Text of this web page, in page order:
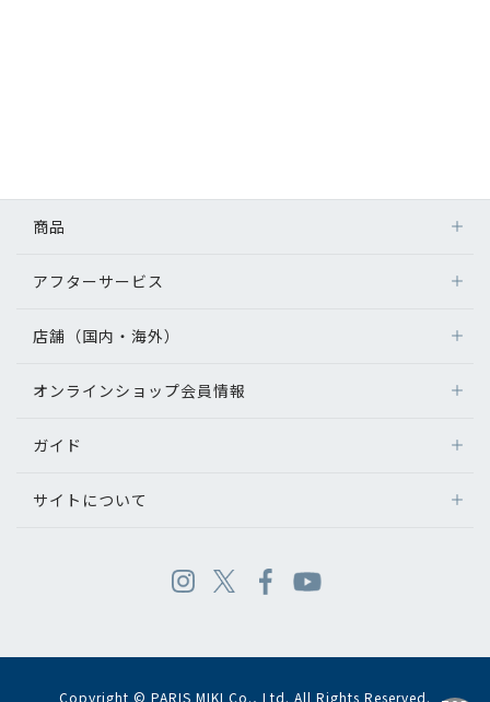
商品
アフターサービス
店舗（国内・海外）
オンラインショップ会員情報
ガイド
サイトについて
Copyright © PARIS MIKI Co., Ltd. All Rights Reserved.